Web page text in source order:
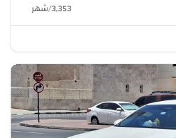
3,353
/شهر